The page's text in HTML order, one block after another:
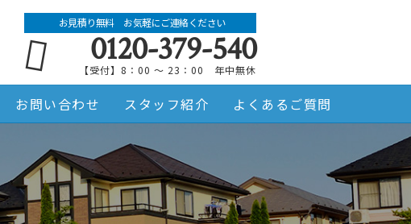
お見積り無料 お気軽にご連絡ください
0120-379-540
【受付】8：00 ～ 23：00 年中無休
お問い合わせ スタッフ紹介 よくあるご質問